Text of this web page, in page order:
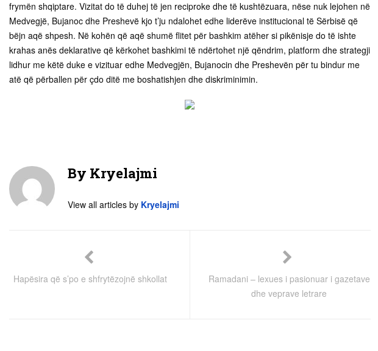
frymën shqiptare. Vizitat do të duhej të jen reciproke dhe të kushtëzuara, nëse nuk lejohen në
Medvegjë, Bujanoc dhe Preshevë kjo t’ju ndalohet edhe liderëve institucional të Sërbisë që
bëjn aqë shpesh. Në kohën që aqë shumë flitet për bashkim atëher si pikënisje do të ishte
krahas anës deklarative që kërkohet bashkimi të ndërtohet një qëndrim, platform dhe strategji
lidhur me këtë duke e vizituar edhe Medvegjën, Bujanocin dhe Preshevën për tu bindur me
atë që përballen për çdo ditë me boshatishjen dhe diskriminimin.
By Kryelajmi
View all articles by Kryelajmi
Hapësira që s’po e shfrytëzojnë shkollat
Ramadani – lexues i pasionuar i gazetave
dhe veprave letrare